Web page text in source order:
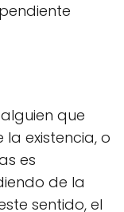
que
existencia, o
es
de la
sentido, el